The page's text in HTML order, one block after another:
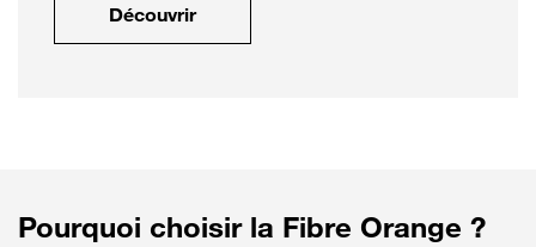
Découvrir
Pourquoi choisir la Fibre Orange ?